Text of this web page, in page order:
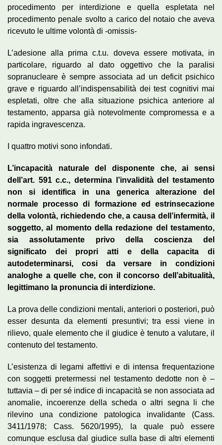
procedimento per interdizione e quella espletata nel
procedimento penale svolto a carico del notaio che aveva
ricevuto le ultime volontà di -omissis-
L’adesione alla prima c.t.u. doveva essere motivata, in
particolare, riguardo al dato oggettivo che la paralisi
sopranucleare è sempre associata ad un deficit psichico
grave e riguardo all’indispensabilità dei test cognitivi mai
espletati, oltre che aIla situazione psichica anteriore al
testamento, apparsa già notevolmente compromessa e a
rapida ingravescenza.
I quattro motivi sono infondati.
L’incapacità naturale del disponente che, ai sensi
dell’art. 591 c.c., determina l’invalidità del testamento
non si identifica in una generica alterazione del
normale processo di formazione ed estrinsecazione
della volontà, richiedendo che, a causa dell’infermità, il
soggetto, al momento della redazione del testamento,
sia assolutamente privo della coscienza del
significato dei propri atti e della capacita di
autodeterminarsi, cosi da versare in condizioni
analoghe a quelle che, con il concorso dell’abitualità,
legittimano la pronuncia di interdizione.
La prova delle condizioni mentali, anteriori o posteriori, può
esser desunta da elementi presuntivi; tra essi viene in
rilievo, quale elemento che il giudice è tenuto a valutare, il
contenuto del testamento.
L’esistenza di legami affettivi e di intensa frequentazione
con soggetti pretermessi nel testamento dedotte non è –
tuttavia – di per sé indice di incapacità se non associata ad
anomalie, incoerenze della scheda o aItri segna li che
rilevino una condizione patologica invalidante (Cass.
3411/1978; Cass. 5620/1995), la quale può essere
comunque esclusa dal giudice sulla base di altri elementi